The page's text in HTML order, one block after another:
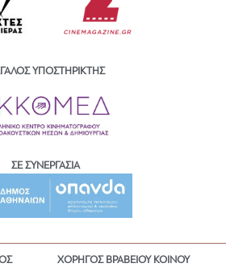
ΥΠΟΣΤΗΡΙΚΤΗΣ
ΣΕ ΣΥΝΕΡΓΑΣΙΑ
ΧΟΡΗΓΟΣ ΒΡΑΒΕΙΟΥ ΚΟΙΝΟΥ